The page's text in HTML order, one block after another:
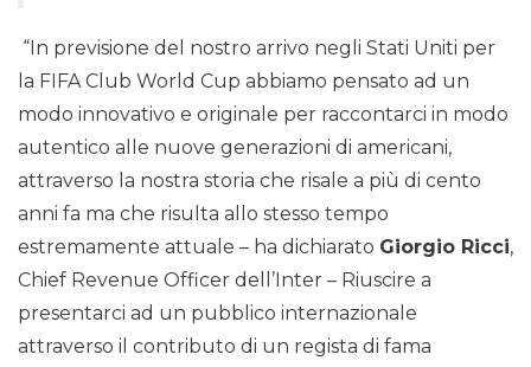
“In previsione del nostro arrivo negli Stati Uniti per
la FIFA Club World Cup abbiamo pensato ad un
modo innovativo e originale per raccontarci in modo
autentico alle nuove generazioni di americani,
attraverso la nostra storia che risale a più di cento
anni fa ma che risulta allo stesso tempo
estremamente attuale – ha dichiarato Giorgio Ricci,
Chief Revenue Officer dell’Inter – Riuscire a
presentarci ad un pubblico internazionale
attraverso il contributo di un regista di fama